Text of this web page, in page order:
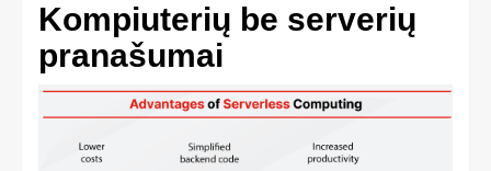
Kompiuterių be serverių
pranašumai